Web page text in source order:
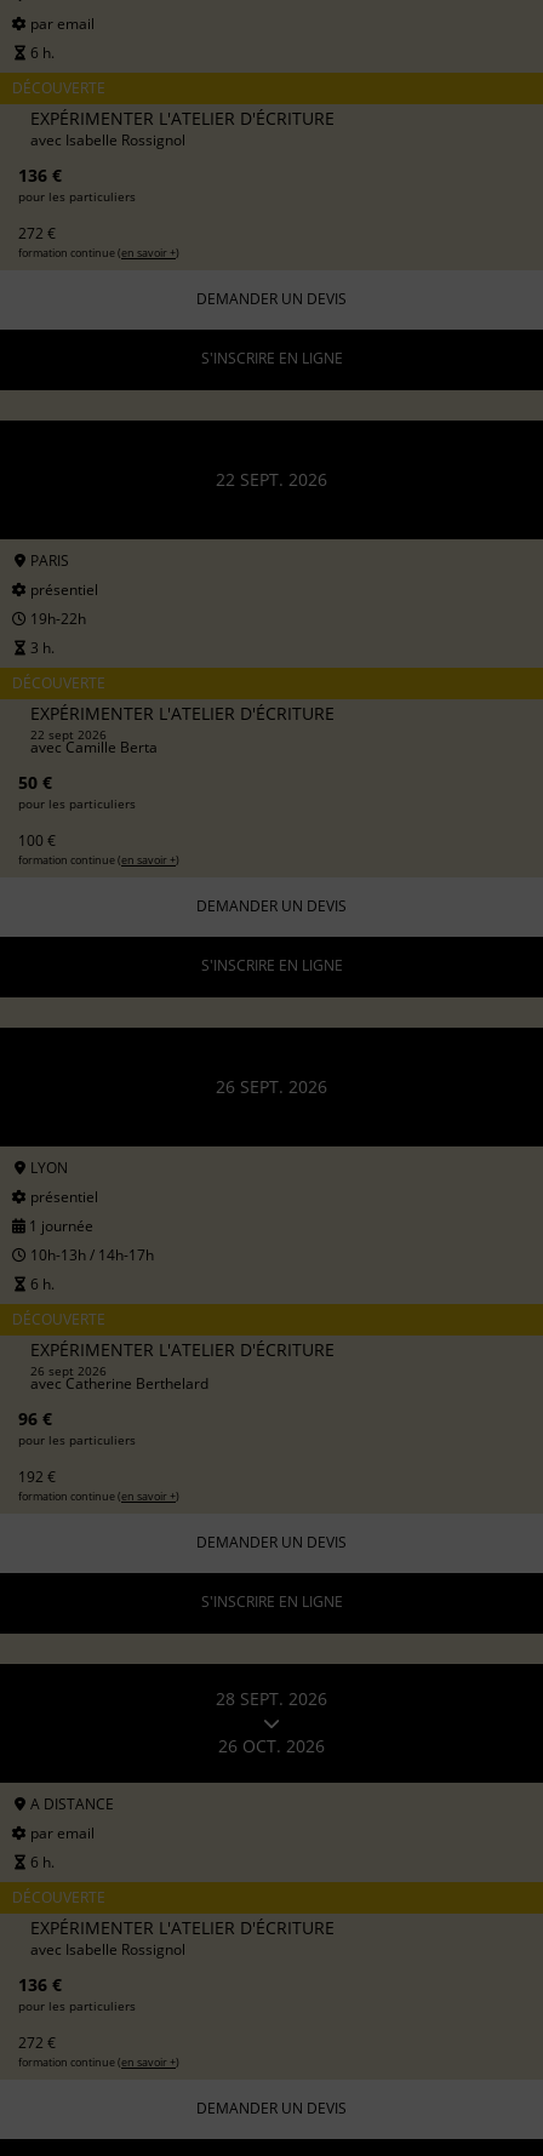
par email
6 h.
DÉCOUVERTE
EXPÉRIMENTER L'ATELIER D'ÉCRITURE
avec Isabelle Rossignol
136 €
pour les particuliers
272 €
formation continue (en savoir +)
DEMANDER UN DEVIS
S'INSCRIRE EN LIGNE
22 SEPT. 2026
PARIS
présentiel
19h-22h
3 h.
DÉCOUVERTE
EXPÉRIMENTER L'ATELIER D'ÉCRITURE
22 sept 2026
avecCamille Berta
50 €
pour les particuliers
100 €
formation continue (en savoir +)
DEMANDER UN DEVIS
S'INSCRIRE EN LIGNE
26 SEPT. 2026
LYON
présentiel
1 journée
10h-13h / 14h-17h
6 h.
DÉCOUVERTE
EXPÉRIMENTER L'ATELIER D'ÉCRITURE
26 sept 2026
avecCatherine Berthelard
96 €
pour les particuliers
192 €
formation continue (en savoir +)
DEMANDER UN DEVIS
S'INSCRIRE EN LIGNE
28 SEPT. 2026
26 OCT. 2026
A DISTANCE
par email
6 h.
DÉCOUVERTE
EXPÉRIMENTER L'ATELIER D'ÉCRITURE
avec Isabelle Rossignol
136 €
pour les particuliers
272 €
formation continue (en savoir +)
DEMANDER UN DEVIS